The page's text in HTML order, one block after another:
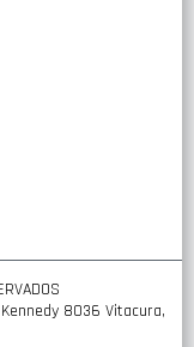
8036 Vitacura,